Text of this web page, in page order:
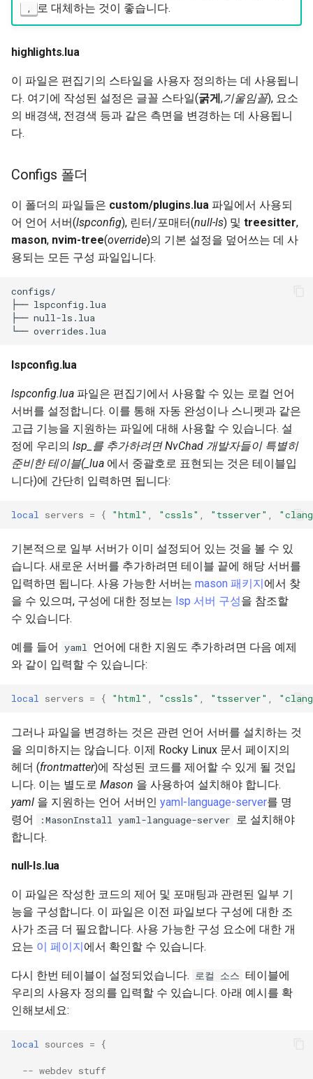
로 대체하는 것이 좋습니다.
highlights.lua
이 파일은 편집기의 스타일을 사용자 정의하는 데 사용됩니
다. 여기에 작성된 설정은 글꼴 스타일(굵게,기울임꼴), 요소
의 배경색, 전경색 등과 같은 측면을 변경하는 데 사용됩니
다.
Configs 폴더
이 폴더의 파일들은 custom/plugins.lua 파일에서 사용되
어 언어 서버(lspconfig), 린터/포매터(null-ls) 및 treesitter,
mason, nvim-tree(override)의 기본 설정을 덮어쓰는 데 사
용되는 모든 구성 파일입니다.
configs/
├── lspconfig.lua
├── null-ls.lua
lspconfig.lua
lspconfig.lua 파일은 편집기에서 사용할 수 있는 로컬 언어
서버를 설정합니다. 이를 통해 자동 완성이나 스니펫과 같은
고급 기능을 지원하는 파일에 대해 사용할 수 있습니다. 설
정에 우리의 lsp_를 추가하려면 NvChad 개발자들이 특별히
준비한 테이블(_lua 에서 중괄호로 표현되는 것은 테이블입
니다)에 간단히 입력하면 됩니다:
local servers = { "html" "cssls" "tsserver"
기본적으로 일부 서버가 이미 설정되어 있는 것을 볼 수 있
습니다. 새로운 서버를 추가하려면 테이블 끝에 해당 서버를
입력하면 됩니다. 사용 가능한 서버는 mason 패키지에서 찾
을 수 있으며, 구성에 대한 정보는 lsp 서버 구성을 참조할
수 있습니다.
예를 들어 yaml 언어에 대한 지원도 추가하려면 다음 예제
와 같이 입력할 수 있습니다:
local servers = { "html" "cssls" "tsserver"
그러나 파일을 변경하는 것은 관련 언어 서버를 설치하는 것
을 의미하지는 않습니다. 이제 Rocky Linux 문서 페이지의
헤더 (frontmatter)에 작성된 코드를 제어할 수 있게 될 것입
니다. 이는 별도로 Mason 을 사용하여 설치해야 합니다.
yaml 을 지원하는 언어 서버인 yaml-language-server를 명
령어
:MasonInstall yaml-language-server 로 설치해야
합니다.
null-ls.lua
이 파일은 작성한 코드의 제어 및 포매팅과 관련된 일부 기
능을 구성합니다. 이 파일은 이전 파일보다 구성에 대한 조
사가 조금 더 필요합니다. 사용 가능한 구성 요소에 대한 개
요는 이 페이지에서 확인할 수 있습니다.
다시 한번 테이블이 설정되었습니다. 로컬 소스 테이블에
우리의 사용자 정의를 입력할 수 있습니다. 아래 예시를 확
인해보세요:
local sources = {
-- webdev stuff